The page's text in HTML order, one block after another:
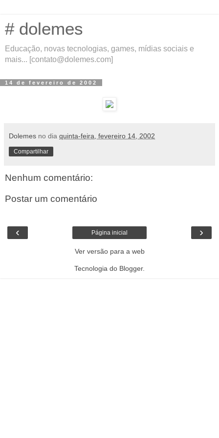
# dolemes
Educação, novas tecnologias, games, mídias sociais e
mais... [contato@dolemes.com]
14 de fevereiro de 2002
Dolemes no dia quinta-feira, fevereiro 14, 2002
Compartilhar
Nenhum comentário:
Postar um comentário
‹ ›
Página inicial
Ver versão para a web
Tecnologia do Blogger.